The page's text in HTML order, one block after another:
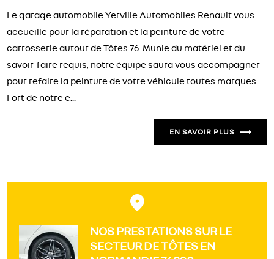
Le garage automobile Yerville Automobiles Renault vous
accueille pour la réparation et la peinture de votre
carrosserie autour de Tôtes 76. Munie du matériel et du
savoir-faire requis, notre équipe saura vous accompagner
pour refaire la peinture de votre véhicule toutes marques.
Fort de notre e...
EN SAVOIR PLUS
NOS PRESTATIONS SUR LE
SECTEUR DE TÔTES EN